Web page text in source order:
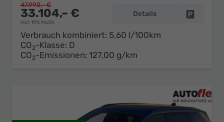
33.104,– €
incl. 19% MwSt.
47.990,– €
Details
Verbrauch kombiniert: 5,60 l/100km
CO2-Klasse: D
CO2-Emissionen: 127,00 g/km